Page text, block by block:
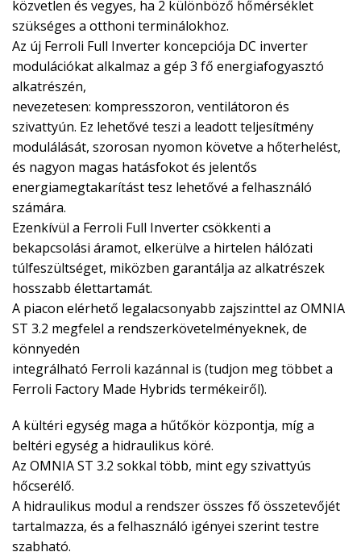
közvetlen és vegyes, ha 2 különböző hőmérséklet
szükséges a otthoni terminálokhoz.
Az új Ferroli Full Inverter koncepciója DC inverter
modulációkat alkalmaz a gép 3 fő energiafogyasztó
alkatrészén,
nevezetesen: kompresszoron, ventilátoron és
szivattyún. Ez lehetővé teszi a leadott teljesítmény
modulálását, szorosan nyomon követve a hőterhelést,
és nagyon magas hatásfokot és jelentős
energiamegtakarítást tesz lehetővé a felhasználó
számára.
Ezenkívül a Ferroli Full Inverter csökkenti a
bekapcsolási áramot, elkerülve a hirtelen hálózati
túlfeszültséget, miközben garantálja az alkatrészek
hosszabb élettartamát.
A piacon elérhető legalacsonyabb zajszinttel az OMNIA
ST 3.2 megfelel a rendszerkövetelményeknek, de
könnyedén
integrálható Ferroli kazánnal is (tudjon meg többet a
Ferroli Factory Made Hybrids termékeiről).
A kültéri egység maga a hűtőkör központja, míg a
beltéri egység a hidraulikus köré.
Az OMNIA ST 3.2 sokkal több, mint egy szivattyús
hőcserélő.
A hidraulikus modul a rendszer összes fő összetevőjét
tartalmazza, és a felhasználó igényei szerint testre
szabható.